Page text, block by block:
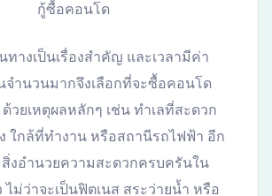
กู้ซื้อคอนโด
ทางเป็นเรื่องสำคัญ และเวลามีค่า
จำนวนมากจึงเลือกที่จะซื้อคอนโด
วยเหตุผลหลักๆ เช่น ทำเลที่สะดวก
ใกล้ที่ทำงาน หรือสถานีรถไฟฟ้า อีก
งอำนวยความสะดวกครบครันใน
ไม่ว่าจะเป็นฟิตเนส สระว่ายน้ำ หรือ